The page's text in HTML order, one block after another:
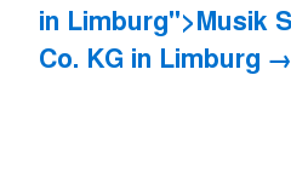
in Limburg">Musik
Co. KG in Limburg